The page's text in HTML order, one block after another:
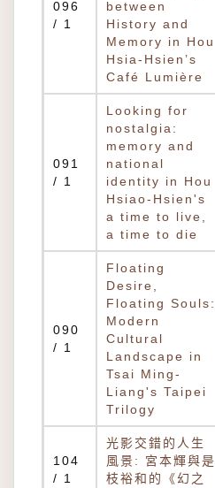
096
/ 1
between
History and
Memory in Hou
Hsia-Hsien’s
Café Lumière
091
/ 1
Looking for
nostalgia:
memory and
national
identity in Hou
Hsiao-Hsien's
a time to live,
a time to die
090
/ 1
Floating
Desire,
Floating Souls:
Modern
Cultural
Landscape in
Tsai Ming-
Liang's Taipei
Trilogy
104
/ 1
光影交錯的人生
風景: 宮本輝與是
枝裕和的《幻之